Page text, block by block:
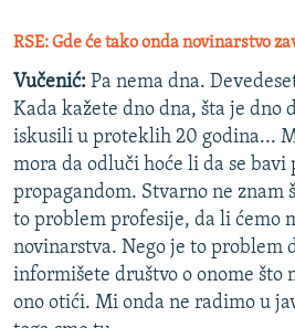
RSE: Gde će tako onda novinarstvo
Vučenić: Pa nema dna.
Kada kažete dno dna, šta je dno
iskusili u proteklih 20 godina...
mora da odluči hoće li da se
propagandom. Stvarno ne znam
to problem profesije, da li ćemo
novinarstva. Nego je to problem
informišete društvo o onome što
ono otići. Mi onda ne radimo u